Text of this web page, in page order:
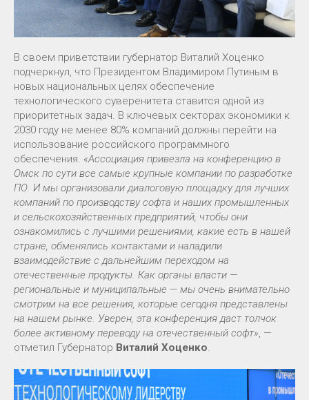
В своем приветствии губернатор Виталий Хоценко
подчеркнул, что Президентом Владимиром Путиным в
новых национальных целях обеспечение
технологического суверенитета ставится одной из
приоритетных задач. В ключевых секторах экономики к
2030 году не менее 80% компаний должны перейти на
использование российского программного
обеспечения. «Ассоциация привезла на конференцию в
Омск по сути все самые крупные компании по разработке
ПО. И мы организовали диалоговую площадку для лучших
компаний по производству софта и наших промышленных
и сельскохозяйственных предприятий, чтобы они
ознакомились с лучшими решениями, какие есть в нашей
стране, обменялись контактами и наладили
взаимодействие с дальнейшим переходом на
отечественные продукты. Как органы власти —
региональные и муниципальные — мы очень внимательно
смотрим на все решения, которые сегодня представлены
на нашем рынке. Уверен, эта конференция даст толчок
более активному переводу на отечественный софт», —
отметил Губернатор Виталий Хоценко.